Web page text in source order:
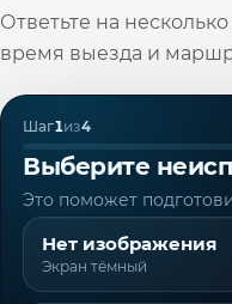
Ответьте на
время выезда и
Шаг1из4
Выберите
Это поможет
Нет изображения
Экран тёмный